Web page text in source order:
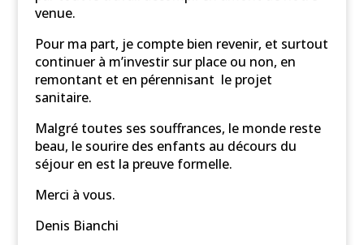
venue.
Pour ma part, je compte bien revenir, et surtout
continuer à m’investir sur place ou non, en
remontant et en pérennisant le projet
sanitaire.
Malgré toutes ses souffrances, le monde reste
beau, le sourire des enfants au décours du
séjour en est la preuve formelle.
Merci à vous.
Denis Bianchi